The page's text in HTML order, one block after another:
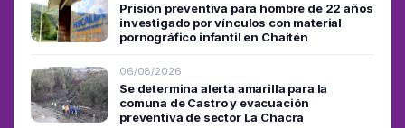
Prisión preventiva para hombre de 22 años
investigado por vínculos con material
pornográfico infantil en Chaitén
06/08/2026
Se determina alerta amarilla para la
comuna de Castro y evacuación
preventiva de sector La Chacra